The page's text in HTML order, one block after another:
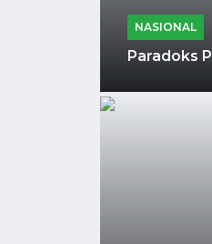
NASIONAL
Paradoks